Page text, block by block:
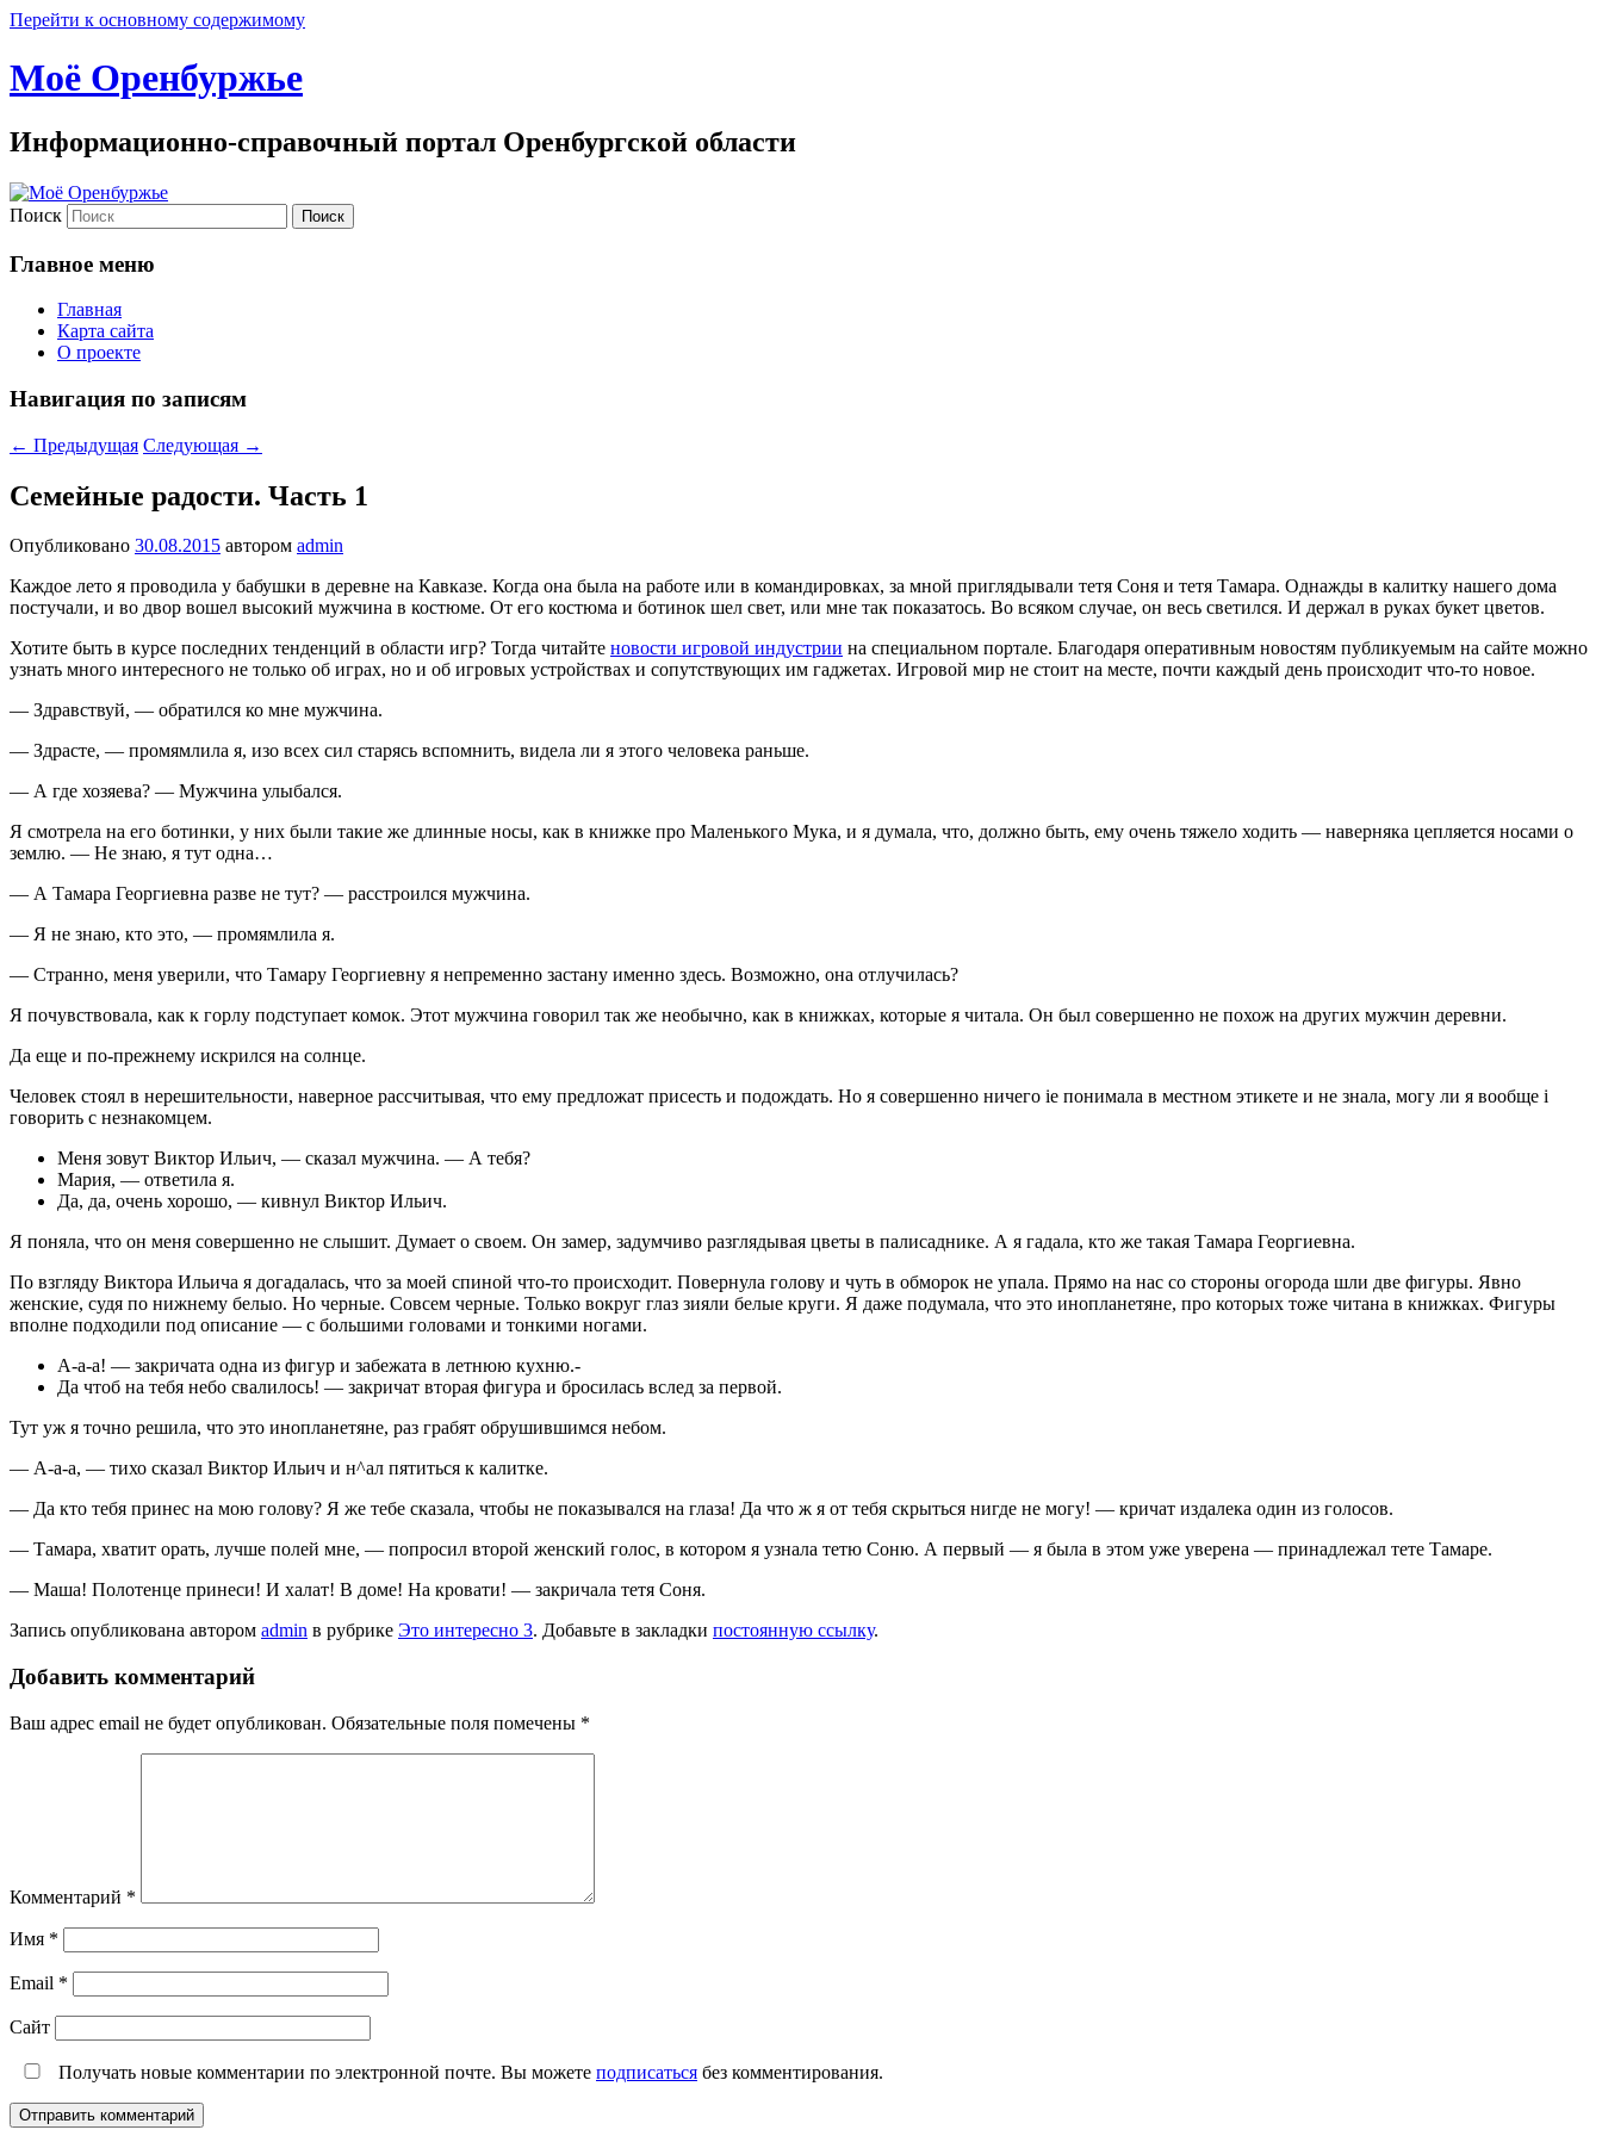
Перейти к основному содержимому
Моё Оренбуржье
Информационно-справочный портал Оренбургской области
Поиск
Главное меню
Главная
Карта сайта
О проекте
Навигация по записям
← Предыдущая Следующая →
Семейные радости. Часть 1
Опубликовано 30.08.2015 автором admin
Каждое лето я проводила у бабушки в деревне на Кав­казе. Когда она была на работе или в командировках, за мной приглядывали тетя Соня и тетя Тамара. Од­нажды в калитку нашего дома
постучали, и во двор вошел высокий мужчина в костюме. От его костюма и ботинок шел свет, или мне так показатось. Во всяком случае, он весь све­тился. И держал в руках букет цветов.
Хотите быть в курсе последних тенденций в области игр? Тогда читайте новости игровой индустрии на специальном портале. Благодаря оперативным новостям публикуемым на сайте можно
узнать много интересного не только об играх, но и об игровых устройствах и сопутствующих им гаджетах. Игровой мир не стоит на месте, почти каждый день происходит что-то новое.
— Здравствуй, — обратился ко мне мужчина.
— Здрасте, — промямлила я, изо всех сил старясь вспомнить, видела ли я этого человека раньше.
— А где хозяева? — Мужчина улыбался.
Я смотрела на его ботинки, у них были такие же длинные носы, как в книжке про Маленького Мука, и я думала, что, должно быть, ему очень тяжело ходить — наверняка цепляется носами о
землю. — Не знаю, я тут одна…
— А Тамара Георгиевна разве не тут? — расстро­ился мужчина.
— Я не знаю, кто это, — промямлила я.
— Странно, меня уверили, что Тамару Георги­евну я непременно застану именно здесь. Воз­можно, она отлучилась?
Я почувствовала, как к горлу подступает ко­мок. Этот мужчина говорил так же необычно, как в книжках, которые я читала. Он был со­вершенно не похож на других мужчин деревни.
Да еще и по-прежнему искрился на солнце.
Человек стоял в нерешительности, наверное рассчитывая, что ему предложат присесть и по­дождать. Но я совершенно ничего ie понимала в местном этикете и не знала, могу ли я вообще i
говорить с незнакомцем.
Меня зовут Виктор Ильич, — сказал мужчина. — А тебя?
Мария, — ответила я.
Да, да, очень хорошо, — кивнул Виктор Ильич.
Я поняла, что он меня совершенно не слышит. Думает о своем. Он замер, задумчиво разглядывая цветы в палисаднике. А я гада­ла, кто же такая Тамара Георгиевна.
По взгляду Виктора Ильича я догадалась, что за моей спиной что-то происходит. Повернула голову и чуть в обморок не упала. Прямо на нас со стороны огорода шли две фигуры. Явно
женские, судя по нижнему белыо. Но черные. Совсем черные. Только вокруг глаз зияли белые круги. Я даже подумала, что это инопланетяне, про которых тоже читана в книжках. Фигуры
вполне подходили под описание — с большими головами и тонкими ногами.
А-а-а! — закричата одна из фигур и забежата в летнюю кухню.-
Да чтоб на тебя небо свалилось! — закричат вторая фигура и бросилась вслед за первой.
Тут уж я точно решила, что это инопланетяне, раз грабят обрушившимся небом.
— А-а-а, — тихо сказал Виктор Ильич и н^ал пятиться к калитке.
— Да кто тебя принес на мою голову? Я же тебе ска­зала, чтобы не показывался на глаза! Да что ж я от тебя скрыться нигде не могу! — кричат издалека один из голосов.
— Тамара, хватит орать, лучше полей мне, — по­просил второй женский голос, в котором я узнала тетю Соню. А первый — я была в этом уже уверена — принадлежал тете Тамаре.
— Маша! Полотенце принеси! И халат! В доме! На кро­вати! — закричала тетя Соня.
Запись опубликована автором admin в рубрике Это интересно 3. Добавьте в закладки постоянную ссылку.
Добавить комментарий
Ваш адрес email не будет опубликован. Обязательные поля помечены *
Комментарий *
Имя *
Email *
Сайт
Получать новые комментарии по электронной почте. Вы можете подписаться без комментирования.